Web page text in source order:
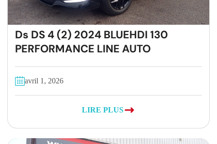
Ds DS 4 (2) 2024 BLUEHDI 130
PERFORMANCE LINE AUTO
avril 1, 2026
LIRE PLUS